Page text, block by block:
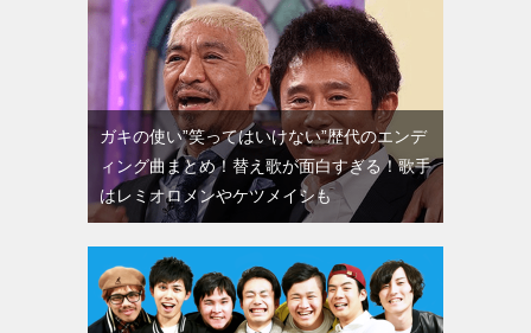
ガキの使い”笑ってはいけない”歴代のエンデ
ィング曲まとめ！替え歌が面白すぎる！歌手
はレミオロメンやケツメイシも